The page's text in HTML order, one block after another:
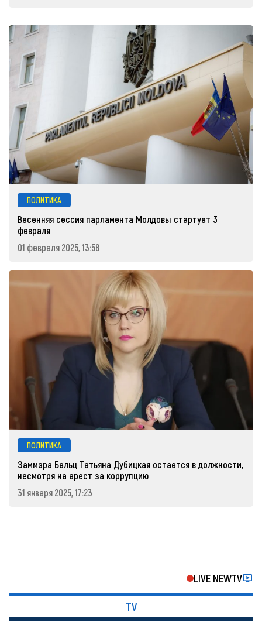
ПОЛИТИКА
Весенняя сессия парламента Молдовы стартует 3
февраля
01 февраля 2025, 13:58
ПОЛИТИКА
Заммэра Бельц Татьяна Дубицкая остается в должности,
несмотря на арест за коррупцию
31 января 2025, 17:23
LIVE NEWTV
TV